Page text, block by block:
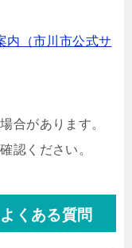
内（市川市公式サ
合があります。
認ください。
くある質問